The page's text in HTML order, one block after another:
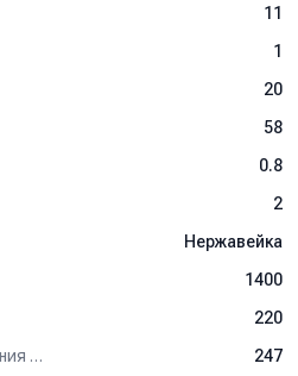
11
1
20
58
0.8
2
Нержавейка
1400
220
Разрежение / сила всасывания (мбар)
247